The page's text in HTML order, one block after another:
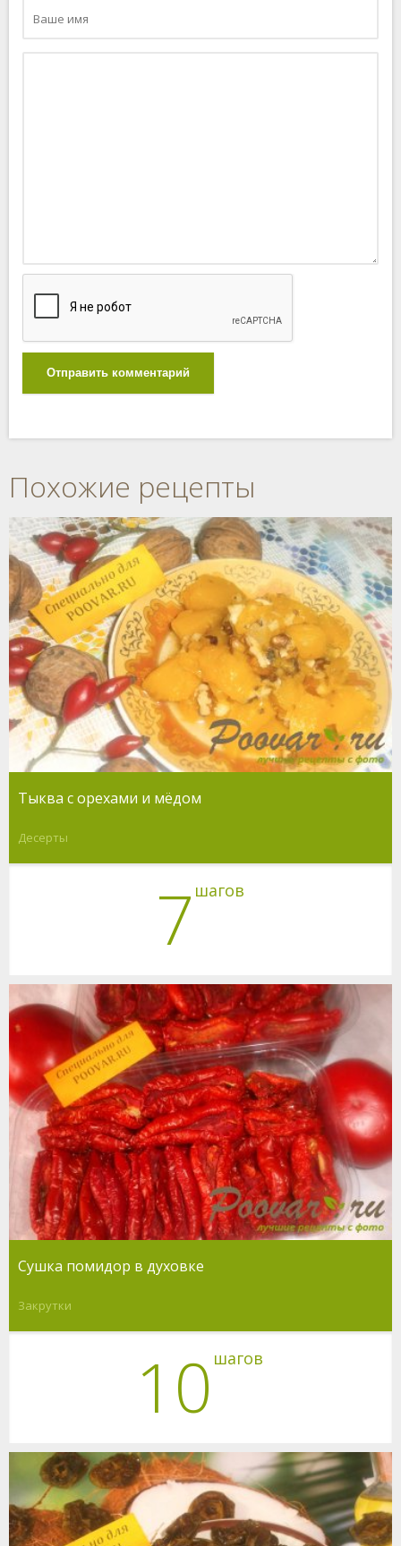
Отправить комментарий
Похожие рецепты
Тыква с орехами и мёдом
Десерты
7 шагов
Cушка помидор в духовке
Закрутки
10 шагов